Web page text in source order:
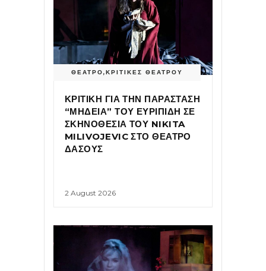
ΘΕΑΤΡΟ,ΚΡΙΤΙΚΕΣ ΘΕΑΤΡΟΥ
ΚΡΙΤΙΚΗ ΓΙΑ ΤΗΝ ΠΑΡΑΣΤΑΣΗ
“ΜΗΔΕΙΑ” ΤΟΥ ΕΥΡΙΠΙΔΗ ΣΕ
ΣΚΗΝΟΘΕΣΙΑ ΤΟΥ NIKITA
MILIVOJEVIC ΣΤΟ ΘΕΑΤΡΟ
ΔΑΣΟΥΣ
2 August 2026